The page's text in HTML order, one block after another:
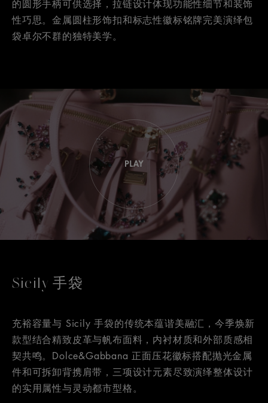
的圆形手柄可供选择，拉链设计体现功能性细节和装饰
性巧思。金属圆柱形饰扣和标志性徽标铭牌完美演绎包
袋卓尔不群的独特美学。
Sicily 手袋
充裕容量与 Sicily 手袋的传统本蕴谐美融汇，今季焕新
款型结合精致皮革与帆布面料，内衬材质和外部质感相
契共鸣。Dolce&Gabbana 正面压花徽标搭配抛光金属
件和可拆卸背携肩带，三项设计元素尽致演绎整体设计
的实用属性与灵动都市型格。